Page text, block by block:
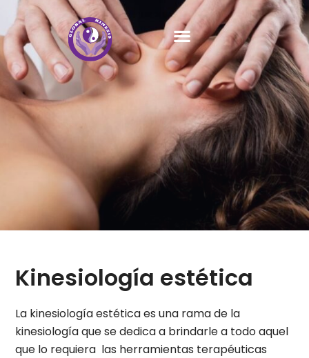
Kinesiología estética
La kinesiología estética es una rama de la
kinesiología que se dedica a brindarle a todo aquel
que lo requiera las herramientas terapéuticas